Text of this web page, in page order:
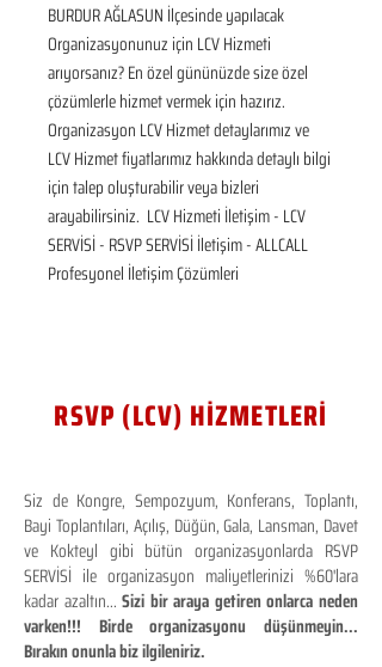
BURDUR AĞLASUN İlçesinde yapılacak
Organizasyonunuz için LCV Hizmeti
arıyorsanız? En özel gününüzde size özel
çözümlerle hizmet vermek için hazırız.
Organizasyon LCV Hizmet detaylarımız ve
LCV Hizmet fiyatlarımız hakkında detaylı bilgi
için talep oluşturabilir veya bizleri
arayabilirsiniz.  LCV Hizmeti İletişim - LCV
SERVİSİ - RSVP SERVİSİ İletişim - ALLCALL
Profesyonel İletişim Çözümleri
RSVP (LCV) HİZMETLERİ
Siz de Kongre, Sempozyum, Konferans, Toplantı,
Bayi Toplantıları, Açılış, Düğün, Gala, Lansman, Davet
ve Kokteyl gibi bütün organizasyonlarda RSVP
SERVİSİ ile organizasyon maliyetlerinizi %60'lara
kadar azaltın...Sizi bir araya getiren onlarca neden
varken!!! Birde organizasyonu düşünmeyin...
Bırakın onunla biz ilgileniriz.